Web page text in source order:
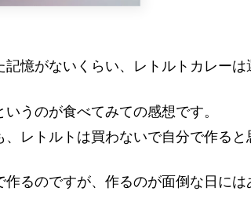
憶がないくらい、レトルトカレーは
うのが食べてみての感想です。
レトルトは買わないで自分で作ると
るのですが、作るのが面倒な日に